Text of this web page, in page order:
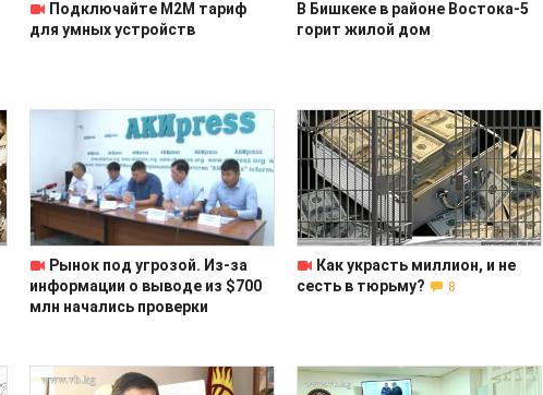
Подключайте M2M тариф
для умных устройств
В Бишкеке в районе Востока-5
горит жилой дом
Рынок под угрозой. Из-за
информации о выводе из $700
млн начались проверки
Как украсть миллион, и не
сесть в тюрьму?
8